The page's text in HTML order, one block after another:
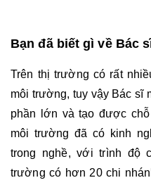
Bạn đã biết gì về Bác
Trên thị trường có rất
môi trường, tuy vậy Bác sĩ
phần lớn và tạo được
môi trường đã có kinh
trong nghề, với trình độ
trường có hơn 20 chi